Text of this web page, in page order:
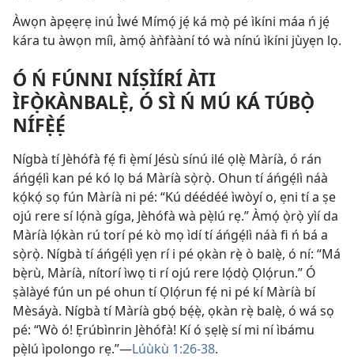
Àwọn àpẹẹrẹ inú Ìwé Mímọ́ jẹ́ ká mọ̀ pé ìkíni máa ń jẹ́
kára tu àwọn míì, àmọ́ àǹfààní tó wà nínú ìkíni jùyẹn lọ.
Ó Ń FÚNNI NÍṢÌÍRÍ ÀTI
ÌFỌ̀KÀNBALẸ̀, Ó SÌ Ń MÚ KÁ TÚBỌ̀
NÍFẸ̀Ẹ́
Nígbà tí Jèhófà fẹ́ fi ẹ̀mí Jésù sínú ilé ọlẹ̀ Màríà, ó rán
áńgẹ́lì kan pé kó lọ bá Màríà sọ̀rọ̀. Ohun tí áńgẹ́lì náà
kọ́kọ́ sọ fún Màríà ni pé: “Kú déédéé ìwòyí o, ẹni tí a ṣe
ojú rere sí lọ́nà gíga, Jèhófà wà pẹ̀lú rẹ.” Àmọ́ ọ̀rọ̀ yìí da
Màríà lọ́kàn rú torí pé kò mọ ìdí tí áńgẹ́lì náà fi ń bá a
sọ̀rọ̀. Nígbà tí áńgẹ́lì yẹn rí i pé ọkàn rẹ̀ ò balẹ̀, ó ní: “Má
bẹ̀rù, Màríà, nítorí ìwọ ti rí ojú rere lọ́dọ̀ Ọlọ́run.” Ó
ṣàlàyé fún un pé ohun tí Ọlọ́run fẹ́ ni pé kí Màríà bí
Mèsáyà. Nígbà tí Màríà gbọ́ bẹ́ẹ̀, ọkàn rẹ̀ balẹ̀, ó wá sọ
pé: “Wò ó! Ẹrúbìnrin Jèhófà! Kí ó ṣẹlẹ̀ sí mi ní ìbámu
pẹ̀lú ìpolongo rẹ.”​—Lúùkù 1:​26-38.